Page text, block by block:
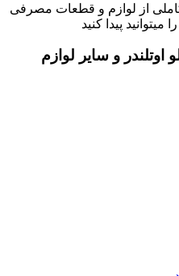
از لوازم و قطعات مصرفی
پیدا کنید
و سایر لوازم